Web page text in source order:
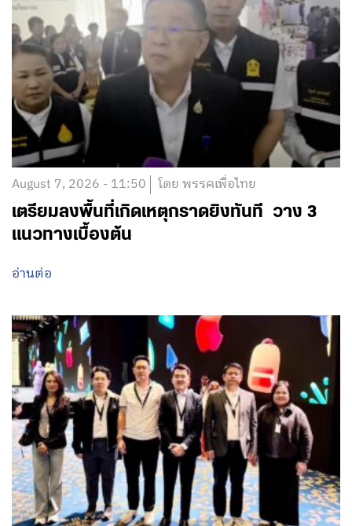
August 7, 2026 - 11:50 โดย พรรคเพื่อไทย
เตรียมลงพื้นที่เกิดเหตุกราดยิงทันที วาง 3
แนวทางเบื้องต้น
อ่านต่อ